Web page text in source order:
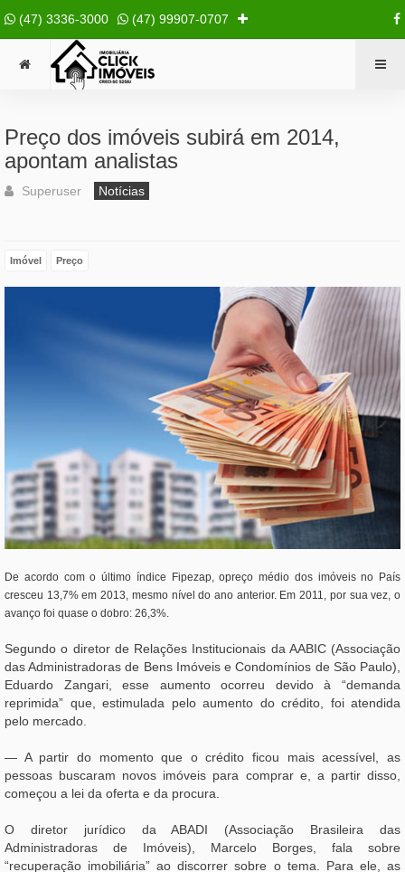
(47) 3336-3000 (47) 99907-0707
Preço dos imóveis subirá em 2014,
apontam analistas
Superuser Notícias
Imóvel Preço
De acordo com o último índice Fipezap, opreço médio dos imóveis no País
cresceu 13,7% em 2013, mesmo nível do ano anterior. Em 2011, por sua vez, o
avanço foi quase o dobro: 26,3%.
Segundo o diretor de Relações Institucionais da AABIC (Associação
das Administradoras de Bens Imóveis e Condomínios de São Paulo),
Eduardo Zangari, esse aumento ocorreu devido à “demanda
reprimida” que, estimulada pelo aumento do crédito, foi atendida
pelo mercado.
— A partir do momento que o crédito ficou mais acessível, as
pessoas buscaram novos imóveis para comprar e, a partir disso,
começou a lei da oferta e da procura.
O diretor jurídico da ABADI (Associação Brasileira das
Administradoras de Imóveis), Marcelo Borges, fala sobre
“recuperação imobiliária” ao discorrer sobre o tema. Para ele, as